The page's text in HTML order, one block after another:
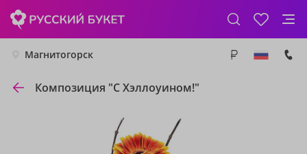
Магнитогорск
Композиция "С Хэллоуином!"